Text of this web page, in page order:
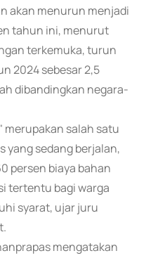
akan menurun menjadi
tahun ini, menurut
terkemuka, turun
2024 sebesar 2,5
dibandingkan negara-
merupakan salah satu
yang sedang berjalan,
persen biaya bahan
tertentu bagi warga
syarat, ujar juru
mengatakan